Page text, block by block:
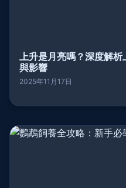
上升是月亮嗎？深度解
與影響
2025年11月17日